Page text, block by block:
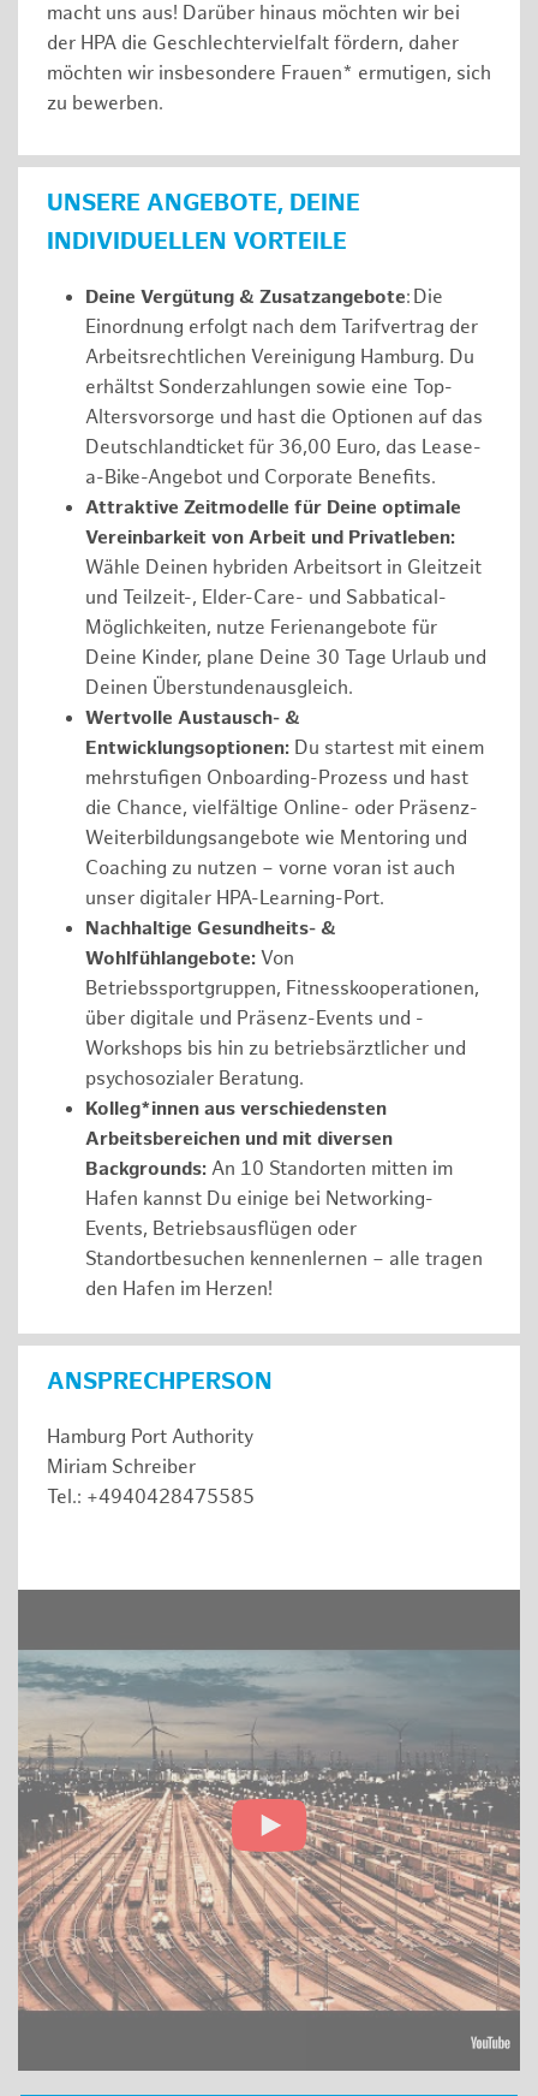
macht uns aus! Darüber hinaus möchten wir bei
der HPA die Geschlechtervielfalt fördern, daher
möchten wir insbesondere Frauen* ermutigen, sich
zu bewerben.
UNSERE ANGEBOTE, DEINE
INDIVIDUELLEN VORTEILE
Deine Vergütung & Zusatzangebote: Die
Einordnung erfolgt nach dem Tarifvertrag der
Arbeitsrechtlichen Vereinigung Hamburg. Du
erhältst Sonderzahlungen sowie eine Top-
Altersvorsorge und hast die Optionen auf das
Deutschlandticket für 36,00 Euro, das Lease-
a-Bike-Angebot und Corporate Benefits.
Attraktive Zeitmodelle für Deine optimale
Vereinbarkeit von Arbeit und Privatleben:
Wähle Deinen hybriden Arbeitsort in Gleitzeit
und Teilzeit-, Elder-Care- und Sabbatical-
Möglichkeiten, nutze Ferienangebote für
Deine Kinder, plane Deine 30 Tage Urlaub und
Deinen Überstundenausgleich.
Wertvolle Austausch- &
Entwicklungsoptionen: Du startest mit einem
mehrstufigen Onboarding-Prozess und hast
die Chance, vielfältige Online- oder Präsenz-
Weiterbildungsangebote wie Mentoring und
Coaching zu nutzen – vorne voran ist auch
unser digitaler HPA-Learning-Port.
Nachhaltige Gesundheits- &
Wohlfühlangebote: Von
Betriebssportgruppen, Fitnesskooperationen,
über digitale und Präsenz-Events und -
Workshops bis hin zu betriebsärztlicher und
psychosozialer Beratung.
Kolleg*innen aus verschiedensten
Arbeitsbereichen und mit diversen
Backgrounds: An 10 Standorten mitten im
Hafen kannst Du einige bei Networking-
Events, Betriebsausflügen oder
Standortbesuchen kennenlernen – alle tragen
den Hafen im Herzen!
ANSPRECHPERSON
Hamburg Port Authority
Miriam Schreiber
Tel.: +4940428475585